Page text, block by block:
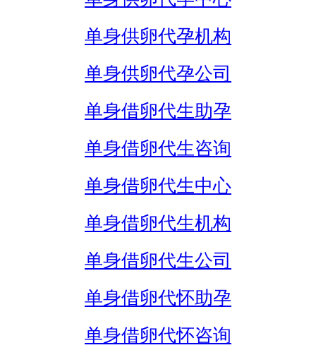
单身供卵代孕机构
单身供卵代孕公司
单身借卵代生助孕
单身借卵代生咨询
单身借卵代生中心
单身借卵代生机构
单身借卵代生公司
单身借卵代怀助孕
单身借卵代怀咨询